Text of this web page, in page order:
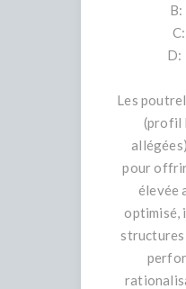
B:
D:
Les
(profil
pour
élevée
optimisé,
structures